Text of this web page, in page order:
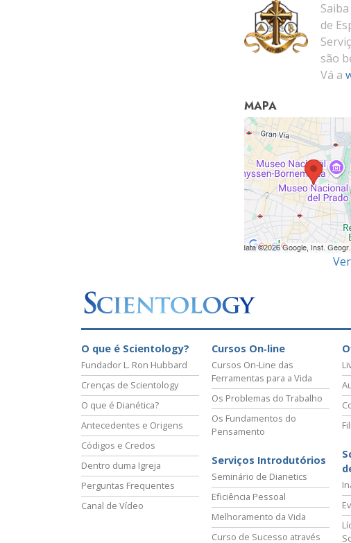
de
são
Vá a
MAPA
O que é Scientology?
Fundador L. Ron Hubbard
Crenças de Scientology
O que é Dianética?
Antecedentes e Origens
Códigos e Credos
Dentro duma Igreja
Perguntas Frequentes
Canal de Vídeo
Cursos On‑line
Cursos On‑Line das
Ferramentas para a Vida
Os Problemas do Trabalho
Os Fundamentos do
Pensamento
Serviços Introdutórios
Seminário de Dianetics
Eficiência Pessoal
Melhoramento da Vida
Curso de Sucesso através